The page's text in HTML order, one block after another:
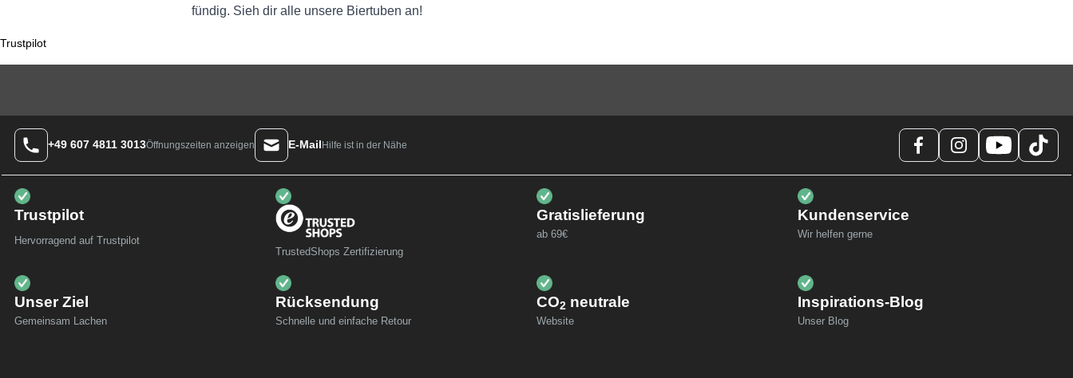
fündig. Sieh dir alle unsere Biertuben an!
Trustpilot
+49 607 4811 3013Öffnungszeiten anzeigen E-Mail Hilfe ist in der Nähe
Trustpilot
Hervorragend auf Trustpilot
TrustedShops Zertifizierung
Gratislieferung
ab 69€
Kundenservice
Wir helfen gerne
Unser Ziel
Gemeinsam Lachen
Rücksendung
Schnelle und einfache Retour
CO2 neutrale
Website
Inspirations-Blog
Unser Blog